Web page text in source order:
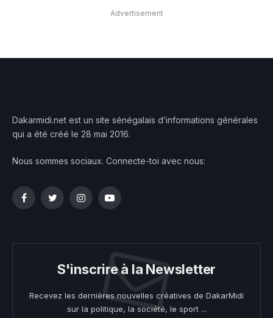
Advertisement
Dakarmidi.net est un site sénégalais d’informations générales
qui a été créé le 28 mai 2016.
Nous sommes sociaux. Connecte-toi avec nous:
FacebookTwitterInstagramYouTube
S'inscrire à la Newsletter
Recevez les dernières nouvelles créatives de DakarMidi
sur la politique, la société, le sport ...